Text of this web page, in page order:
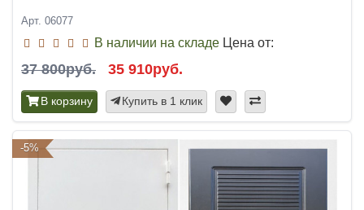
Арт. 06077
В наличии на складе Цена от:
37 800руб. 35 910руб.
В корзину Купить в 1 клик
-5%